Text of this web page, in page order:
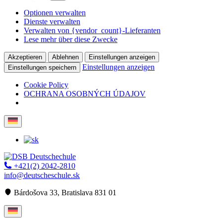
Optionen verwalten
Dienste verwalten
Verwalten von {vendor_count}-Lieferanten
Lese mehr über diese Zwecke
Akzeptieren Ablehnen
Einstellungen anzeigen
Einstellungen speichern
Einstellungen anzeigen
Cookie Policy
OCHRANA OSOBNÝCH ÚDAJOV
+421(2) 2042-2810
info@deutscheschule.sk
Bárdošova 33, Bratislava 831 01